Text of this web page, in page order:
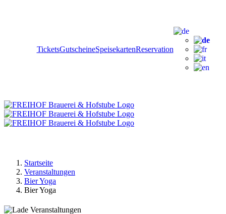
TicketsGutscheineSpeisekartenReservation
Startseite
Veranstaltungen
Bier Yoga
Bier Yoga